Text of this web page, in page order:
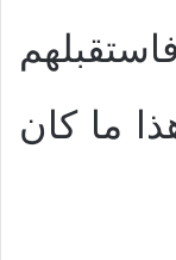
ما كان